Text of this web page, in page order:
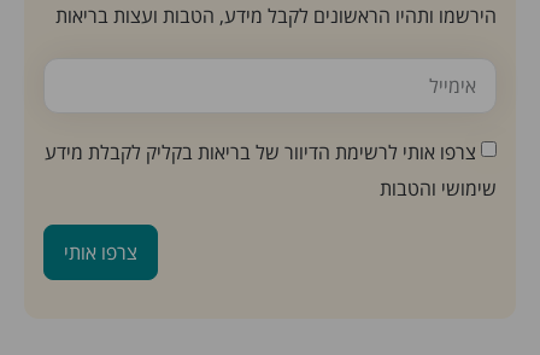
הירשמו ותהיו הראשונים לקבל מידע, הטבות ועצות בריאות
צרפו אותי לרשימת הדיוור של בריאות בקליק לקבלת מידע
שימושי והטבות
צרפו אותי